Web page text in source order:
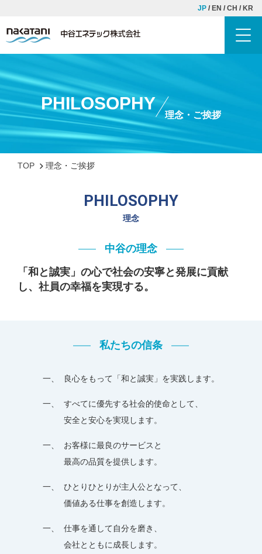
中谷エネテックについて
理念・ご挨拶
会社概要
歴史
回転機械工事
電気工事
安全・品質への取り組み
SDGsへの取り組み
お問い合わせ
JP EN CH KR
PHILOSOPHY
理念・ご挨拶
TOP 理念・ご挨拶
PHILOSOPHY
理念
中谷の理念
「和と誠実」の⼼で社会の安寧と発展に貢献
し、 社員の幸福を実現する。
私たちの信条
良⼼をもって「和と誠実」を実践します。
すべてに優先する社会的使命として、
安全と安⼼を実現します。
お客様に最良のサービスと
最⾼の品質を提供します。
ひとりひとりが主⼈公となって、
価値ある仕事を創造します。
仕事を通して⾃分を磨き、
会社とともに成⻑します。